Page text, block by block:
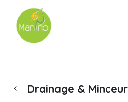
Drainage & Minceur